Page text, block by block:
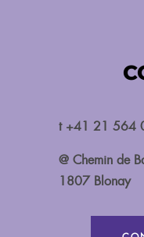
t +41 21 564
@ Chemin de
1807 Blonay